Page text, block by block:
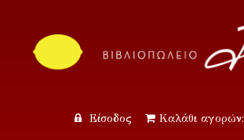
Είσοδος Καλάθι αγορών: